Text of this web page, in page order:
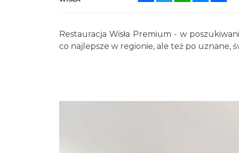
Restauracja Wisła Premium - w
co najlepsze w regionie, ale też po uznane,